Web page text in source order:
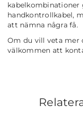
kabelkombinationer
handkontrollkabel,
att nämna några få.
Om du vill veta mer
välkommen att